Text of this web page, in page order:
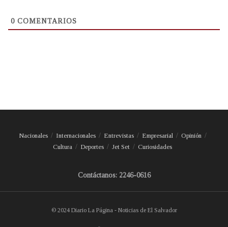
0 COMENTARIOS
Nacionales Internacionales Entrevistas Empresarial
Opinión
Cultura
Deportes Jet Set Curiosidades
Contáctanos: 2246-0616
© 2024 Diario La Página - Noticias de El Salvador